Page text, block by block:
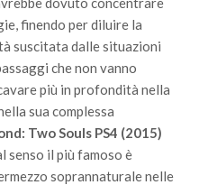
finendo per diluire la
suscitata dalle situazioni
che non vanno
più in profondità nella
sua complessa
Two Souls PS4 (2015)
senso il più famoso è
soprannaturale nelle